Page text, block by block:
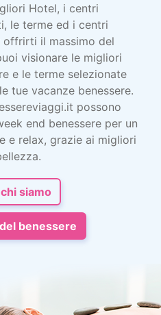
Hotel, i centri
le terme ed i centri
offrirti il massimo del
visionare le migliori
e le terme selezionate
tue vacanze benessere.
possono
end benessere per un
e relax, grazie ai migliori
siamo
benessere